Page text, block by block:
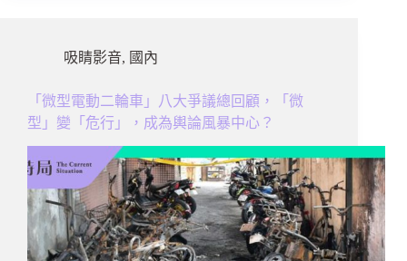
吸睛影音, 國內
「微型電動二輪車」八大爭議總回顧，「微
型」變「危行」，成為輿論風暴中心？